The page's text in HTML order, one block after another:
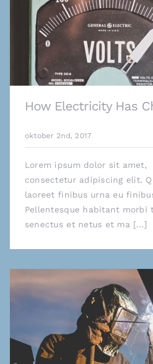
How Electricity Has
oktober 2nd, 2017
Lorem ipsum dolor sit amet,
consectetur adipiscing elit.
laoreet finibus urna eu
Pellentesque habitant morbi
senectus et netus et ma [...]